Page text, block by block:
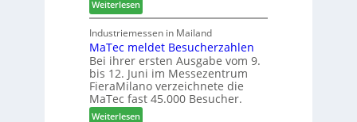
ü
h
r
e
r
f
ü
r
P
l
a
n
t
o
-
F
r
ä
s
e
r
u
Weiterlesen:
W
e
C
a
r
e
-
A
Industriemessen in Mailand
MaTec meldet Besucherzahlen
Bei ihrer ersten Ausgabe vom 9.
bis 12. Juni im Messezentrum
FieraMilano verzeichnete die
MaTec fast 45.000 Besucher.
Weiterlesen: